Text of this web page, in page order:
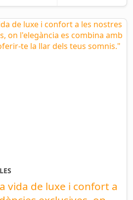
vida de luxe i confort a